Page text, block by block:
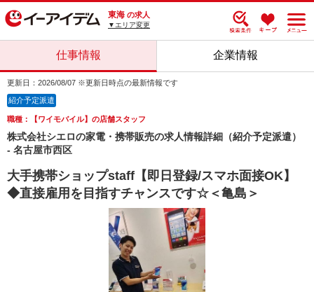
東海 の求人
▼エリア変更
仕事情報 企業情報
更新日：2026/08/07 ※更新日時点の最新情報です
紹介予定派遣
職種：【ワイモバイル】の店舗スタッフ
株式会社シエロの家電・携帯販売の求人情報詳細（紹介予定派遣）
- 名古屋市西区
大手携帯ショップstaff【即日登録/スマホ面接OK】
◆直接雇用を目指すチャンスです☆＜亀島＞